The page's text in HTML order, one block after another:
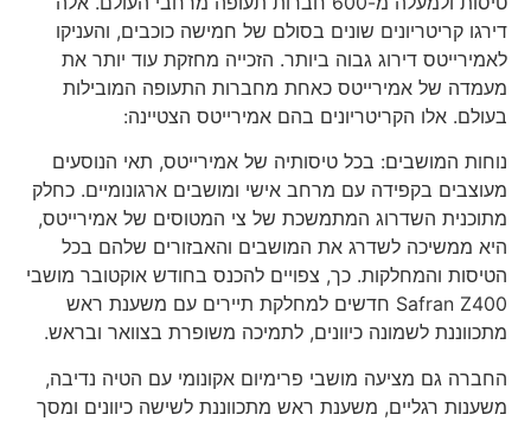
דירגו קריטריונים שונים בסולם של חמישה כוכבים, והעניקו
לאמירייטס דירוג גבוה ביותר. הזכייה מחזקת עוד יותר את
מעמדה של אמירייטס כאחת מחברות התעופה המובילות
בעולם. אלו הקריטריונים בהם אמירייטס הצטיינה:
נוחות המושבים: בכל טיסותיה של אמירייטס, תאי הנוסעים
מעוצבים בקפידה עם מרחב אישי ומושבים ארגונומיים. כחלק
מתוכנית השדרוג המתמשכת של צי המטוסים של אמירייטס,
היא ממשיכה לשדרג את המושבים והאבזורים שלהם בכל
הטיסות והמחלקות. כך, צפויים להכנס בחודש אוקטובר מושבי
Safran Z400 חדשים למחלקת תיירים עם משענת ראש
מתכווננת לשמונה כיוונים, לתמיכה משופרת בצוואר ובראש.
החברה גם מציעה מושבי פרימיום אקונומי עם הטיה נדיבה,
משענות רגליים, משענת ראש מתכווננת לשישה כיוונים ומסך